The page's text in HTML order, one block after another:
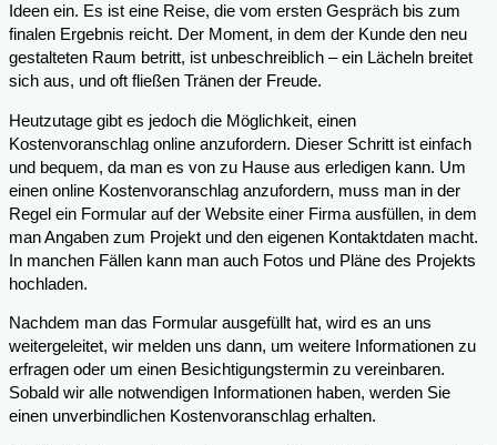
Ideen ein. Es ist eine Reise, die vom ersten Gespräch bis zum
finalen Ergebnis reicht. Der Moment, in dem der Kunde den neu
gestalteten Raum betritt, ist unbeschreiblich – ein Lächeln breitet
sich aus, und oft fließen Tränen der Freude.
Heutzutage gibt es jedoch die Möglichkeit, einen
Kostenvoranschlag online anzufordern. Dieser Schritt ist einfach
und bequem, da man es von zu Hause aus erledigen kann. Um
einen online Kostenvoranschlag anzufordern, muss man in der
Regel ein Formular auf der Website einer Firma ausfüllen, in dem
man Angaben zum Projekt und den eigenen Kontaktdaten macht.
In manchen Fällen kann man auch Fotos und Pläne des Projekts
hochladen.
Nachdem man das Formular ausgefüllt hat, wird es an uns
weitergeleitet, wir melden uns dann, um weitere Informationen zu
erfragen oder um einen Besichtigungstermin zu vereinbaren.
Sobald wir alle notwendigen Informationen haben, werden Sie
einen unverbindlichen Kostenvoranschlag erhalten.